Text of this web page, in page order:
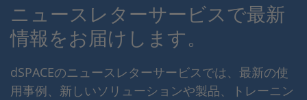
ニュースレターサービスで最新
情報をお届けします。
dSPACEのニュースレターサービスでは、最新の使
用事例、新しいソリューションや製品、トレーニン